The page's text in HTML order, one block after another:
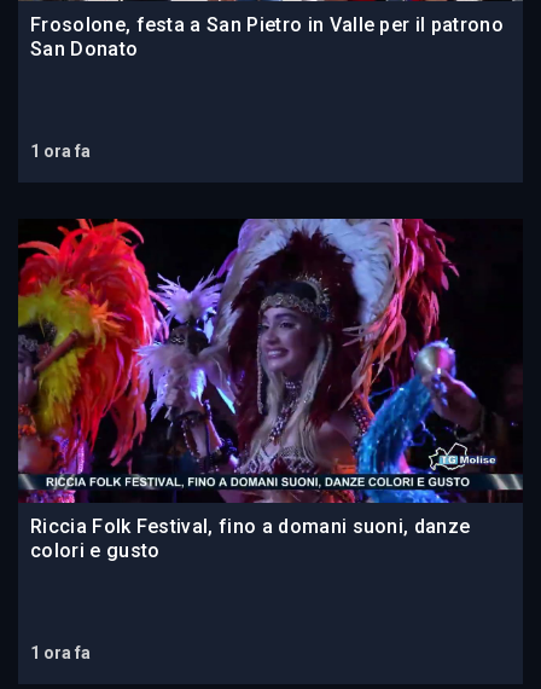
Frosolone, festa a San Pietro in Valle per il patrono
San Donato
1 ora fa
Riccia Folk Festival, fino a domani suoni, danze
colori e gusto
1 ora fa